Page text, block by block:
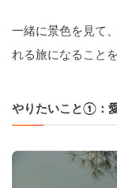
一緒に景色を見て
れる旅になること
やりたいこと①：